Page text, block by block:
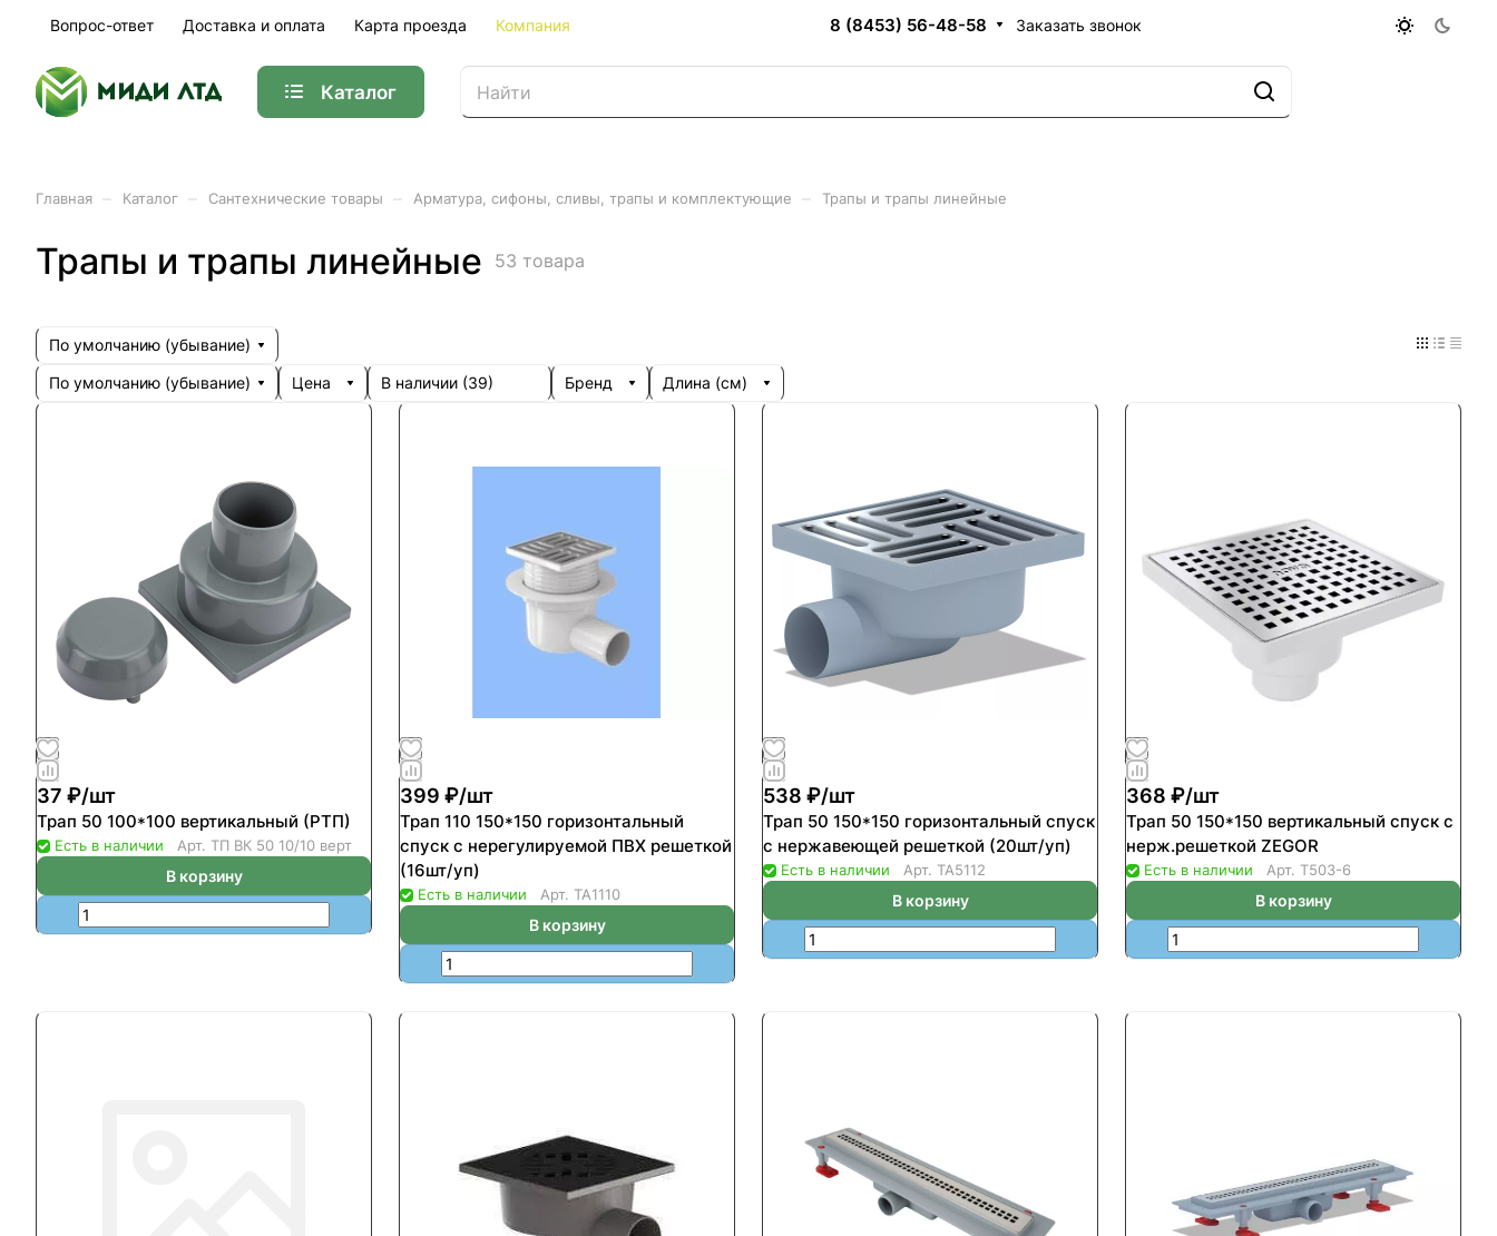
Вопрос-ответ Доставка и оплата Карта проезда Компания 8 (8453) 56-48-58 Заказать звонок
Каталог
Главная Каталог Сантехнические товары Арматура, сифоны, сливы, трапы и комплектующие Трапы и трапы линейные
Трапы и трапы линейные 53 товара
По умолчанию (убывание)
По умолчанию (убывание)
Цена В наличии (39) Бренд Длина (см)
37 ₽/шт
Трап 50 100*100 вертикальный (РТП)
Есть в наличии Арт. ТП ВК 50 10/10 верт
В корзину
399 ₽/шт
Трап 110 150*150 горизонтальный
спуск с нерегулируемой ПВХ решеткой
(16шт/уп)
Есть в наличии Арт. ТА1110
В корзину
538 ₽/шт
Трап 50 150*150 горизонтальный спуск
с нержавеющей решеткой (20шт/уп)
Есть в наличии Арт. TA5112
В корзину
368 ₽/шт
Трап 50 150*150 вертикальный спуск с
нерж.решеткой ZEGOR
Есть в наличии Арт. T503-6
В корзину